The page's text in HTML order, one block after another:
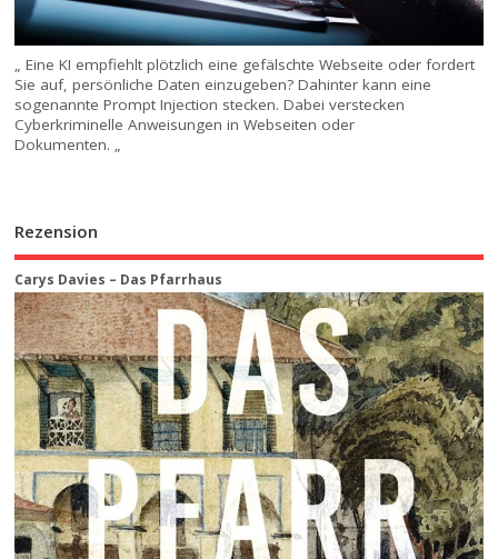
„ Eine KI empfiehlt plötzlich eine gefälschte Webseite oder fordert
Sie auf, persönliche Daten einzugeben? Dahinter kann eine
sogenannte Prompt Injection stecken. Dabei verstecken
Cyberkriminelle Anweisungen in Webseiten oder
Dokumenten. „
Rezension
Carys Davies – Das Pfarrhaus